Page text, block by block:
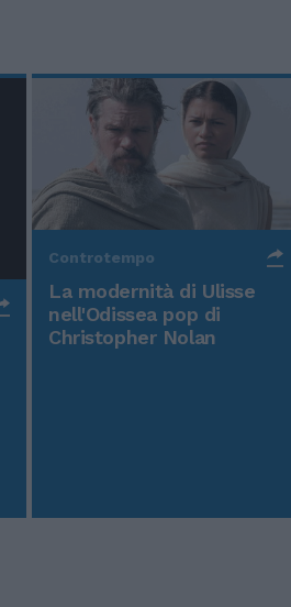
Controtempo
La modernità di Ulisse
nell'Odissea pop di
Christopher Nolan